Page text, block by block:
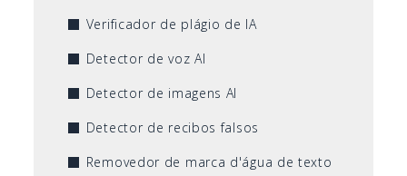
Verificador de plágio de IA
Detector de voz AI
Detector de imagens AI
Detector de recibos falsos
Removedor de marca d'água de texto